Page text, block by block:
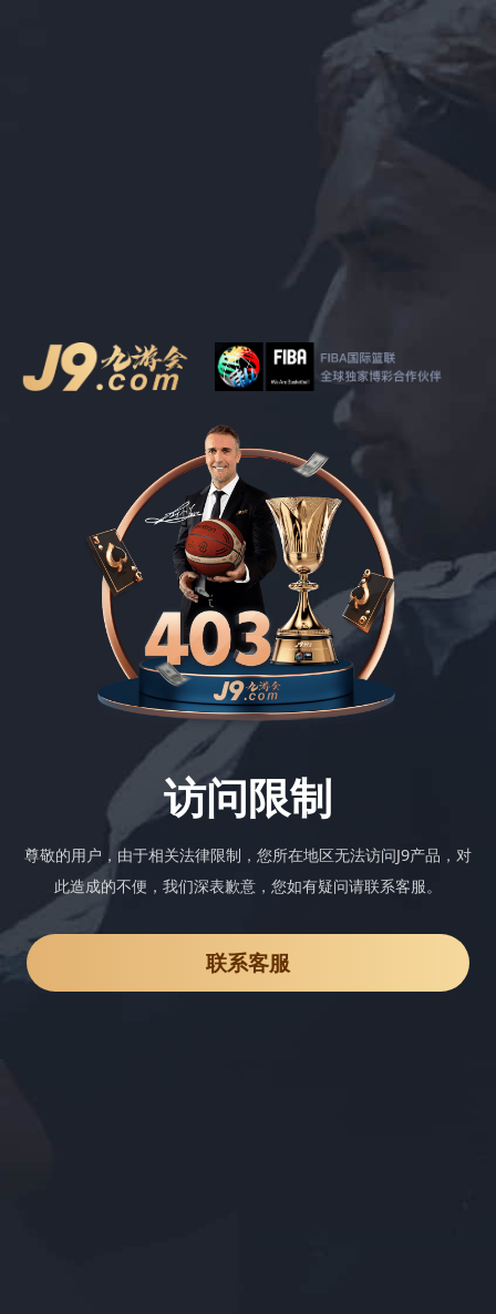
访问限制
尊敬的用户，由于相关法律限制，您所在地区无法访问J9产品，对
此造成的不便，我们深表歉意，您如有疑问请联系客服。
联系客服